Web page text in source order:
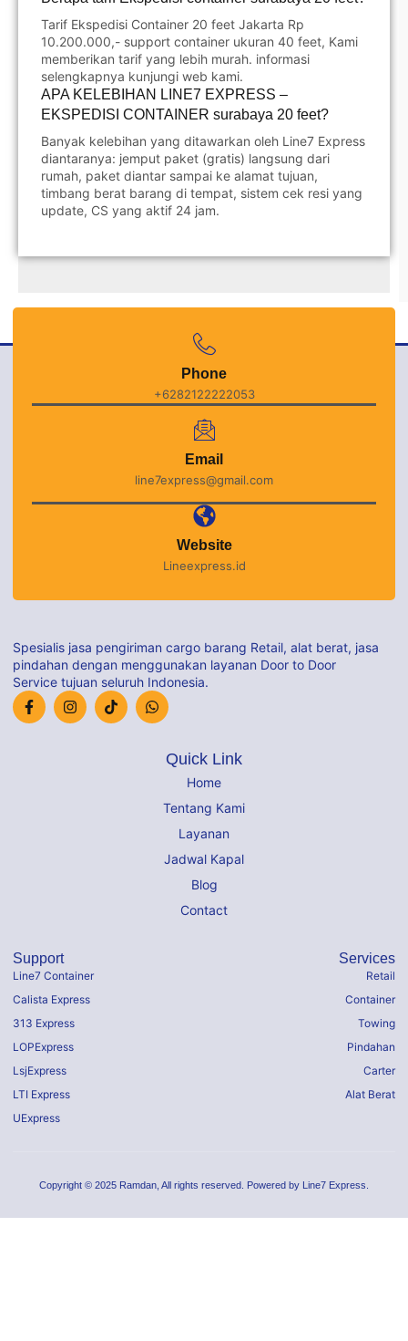
Tarif Ekspedisi Container 20 feet Jakarta Rp
10.200.000,- support container ukuran 40 feet, Kami
memberikan tarif yang lebih murah. informasi
selengkapnya kunjungi web kami.
APA KELEBIHAN LINE7 EXPRESS –
EKSPEDISI CONTAINER surabaya 20 feet?
Banyak kelebihan yang ditawarkan oleh Line7 Express
diantaranya: jemput paket (gratis) langsung dari
rumah, paket diantar sampai ke alamat tujuan,
timbang berat barang di tempat, sistem cek resi yang
update, CS yang aktif 24 jam.
Phone
+6282122222053
Email
line7express@gmail.com
Website
Lineexpress.id
Spesialis jasa pengiriman cargo barang Retail, alat berat, jasa
pindahan dengan menggunakan layanan Door to Door
Service tujuan seluruh Indonesia.
Quick Link
Home
Tentang Kami
Layanan
Jadwal Kapal
Blog
Contact
Support
Line7 Container
Calista Express
313 Express
LOPExpress
LsjExpress
LTI Express
UExpress
Services
Retail
Container
Towing
Pindahan
Carter
Alat Berat
Copyright © 2025 Ramdan, All rights reserved. Powered by Line7 Express.